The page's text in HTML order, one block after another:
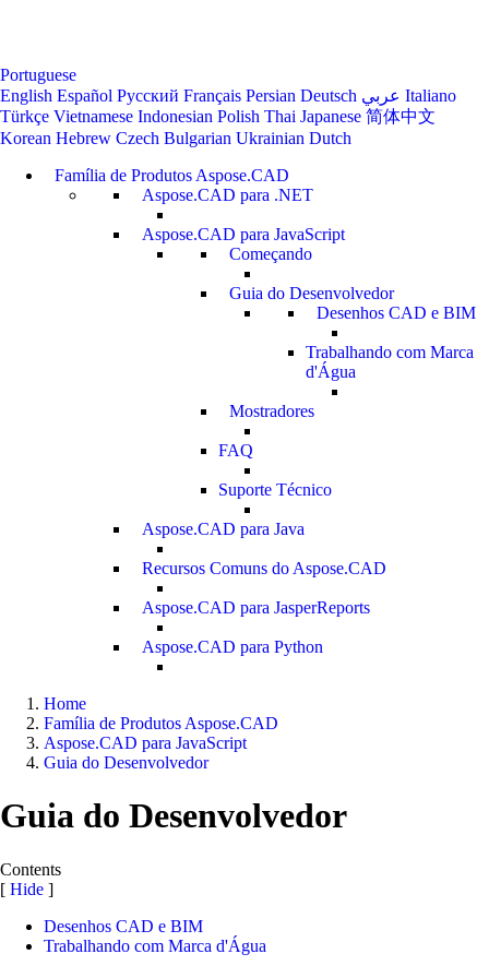
Portuguese
English Español Русский Français Persian Deutsch عربي Italiano
Türkçe Vietnamese Indonesian Polish Thai Japanese 简体中文
Korean Hebrew Czech Bulgarian Ukrainian Dutch
Família de Produtos Aspose.CAD
Aspose.CAD para .NET
Aspose.CAD para JavaScript
Guia do Desenvolvedor
Desenhos
CAD e BIM
Trabalhando com Marca
d'Água
FAQ
Suporte Técnico
Home
Família de Produtos Aspose.CAD
Aspose.CAD para JavaScript
Guia do Desenvolvedor
Contents
Desenhos CAD e BIM